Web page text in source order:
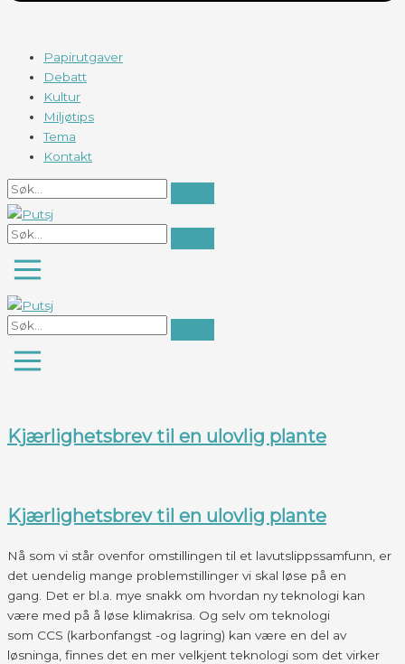
Papirutgaver
Debatt
Kultur
Miljøtips
Tema
Kontakt
Kjærlighetsbrev til en ulovlig plante
Kjærlighetsbrev til en ulovlig plante
Nå som vi står ovenfor omstillingen til et lavutslippssamfunn, er
det uendelig mange problemstillinger vi skal løse på en
gang. Det er bl.a. mye snakk om hvordan ny teknologi kan
være med på å løse klimakrisa. Og selv om teknologi
som CCS (karbonfangst -og lagring) kan være en del av
løsninga, finnes det en mer velkjent teknologi som det virker